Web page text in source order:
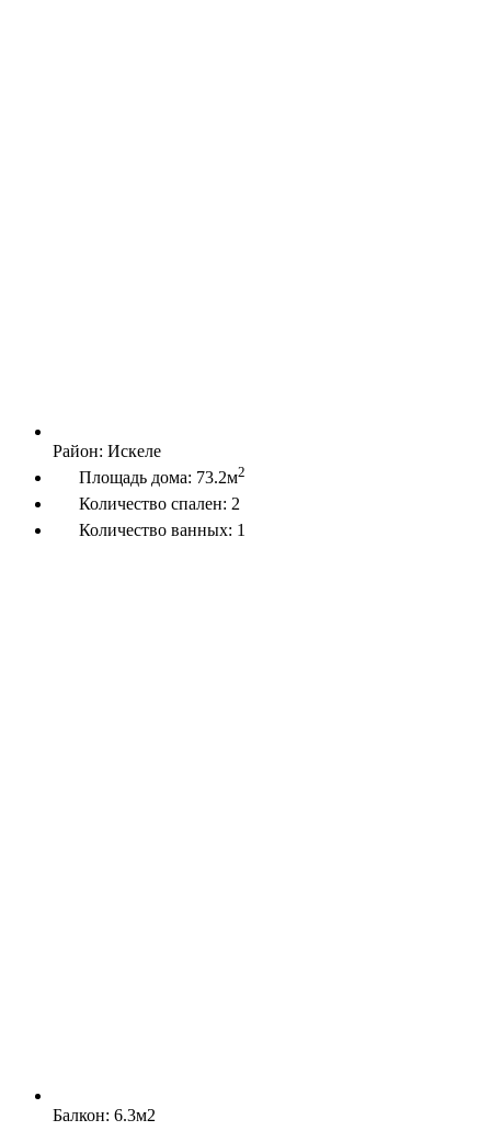
Район: Искеле
Площадь дома: 73.2м2
Количество спален: 2
Количество ванных: 1
Балкон: 6.3м2